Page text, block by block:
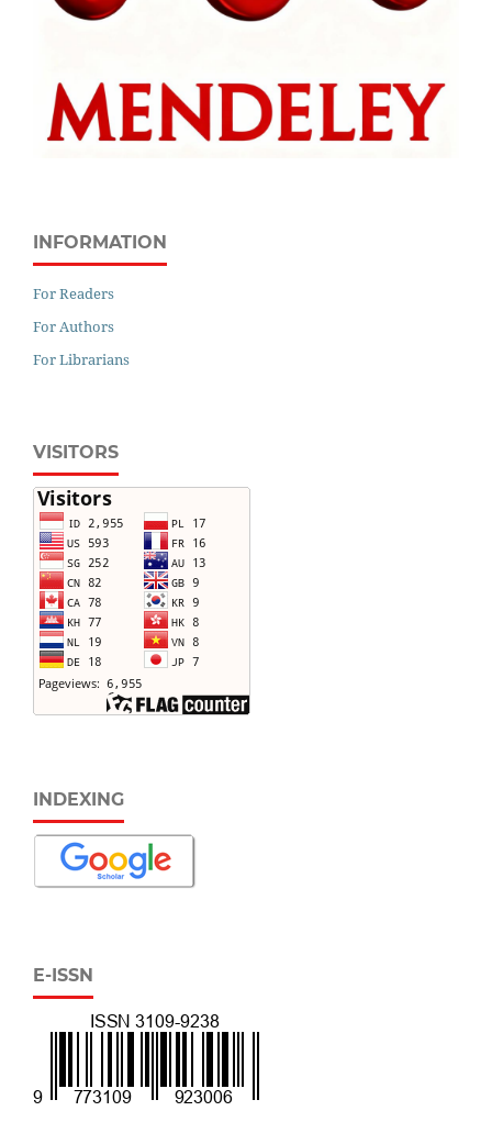
INFORMATION
For Readers
For Authors
For Librarians
VISITORS
INDEXING
E-ISSN